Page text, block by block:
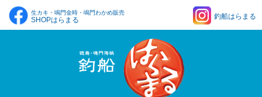
生カキ・鳴門金時・鳴門わかめ販売
SHOPはらまる 釣船はらまる